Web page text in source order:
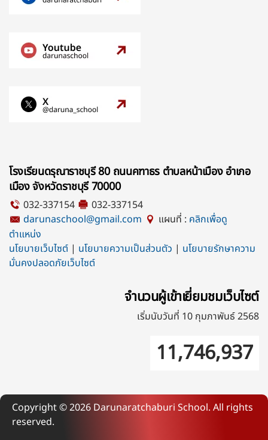
โรงเรียนดรุณาราชบุรี 80 ถนนคฑาธร ตำบลหน้าเมือง อำเภอ
เมือง จังหวัดราชบุรี 70000
032-337154
032-337154
darunaschool@gmail.com
แผนที่ : คลิกเพื่อดู
ตำแหน่ง
นโยบายเว็บไซต์ | นโยบายความเป็นส่วนตัว | นโยบายรักษาความ
มั่นคงปลอดภัยเว็บไซต์
จำนวนผู้เข้าเยี่ยมชมเว็บไซต์
เริ่มนับวันที่ 10 กุมภาพันธ์ 2568
11,746,937
Copyright ©2026 Darunaratchaburi School. All rights
reserved.